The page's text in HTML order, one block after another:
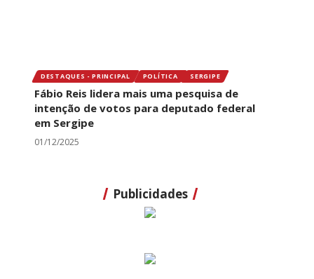
DESTAQUES - PRINCIPAL POLÍTICA SERGIPE
Fábio Reis lidera mais uma pesquisa de
intenção de votos para deputado federal
em Sergipe
01/12/2025
Publicidades